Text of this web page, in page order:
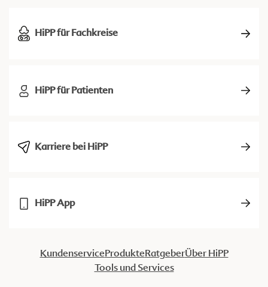
HiPP für Fachkreise
HiPP für Patienten
Karriere bei HiPP
HiPP App
KundenserviceProdukteRatgeberÜber HiPP
Tools und Services